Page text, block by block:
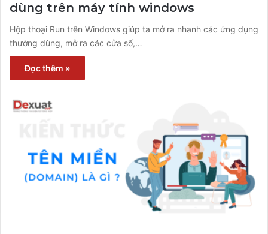
dùng trên máy tính windows
Hộp thoại Run trên Windows giúp ta mở ra nhanh các ứng dụng
thường dùng, mở ra các cửa sổ,…
Đọc thêm »